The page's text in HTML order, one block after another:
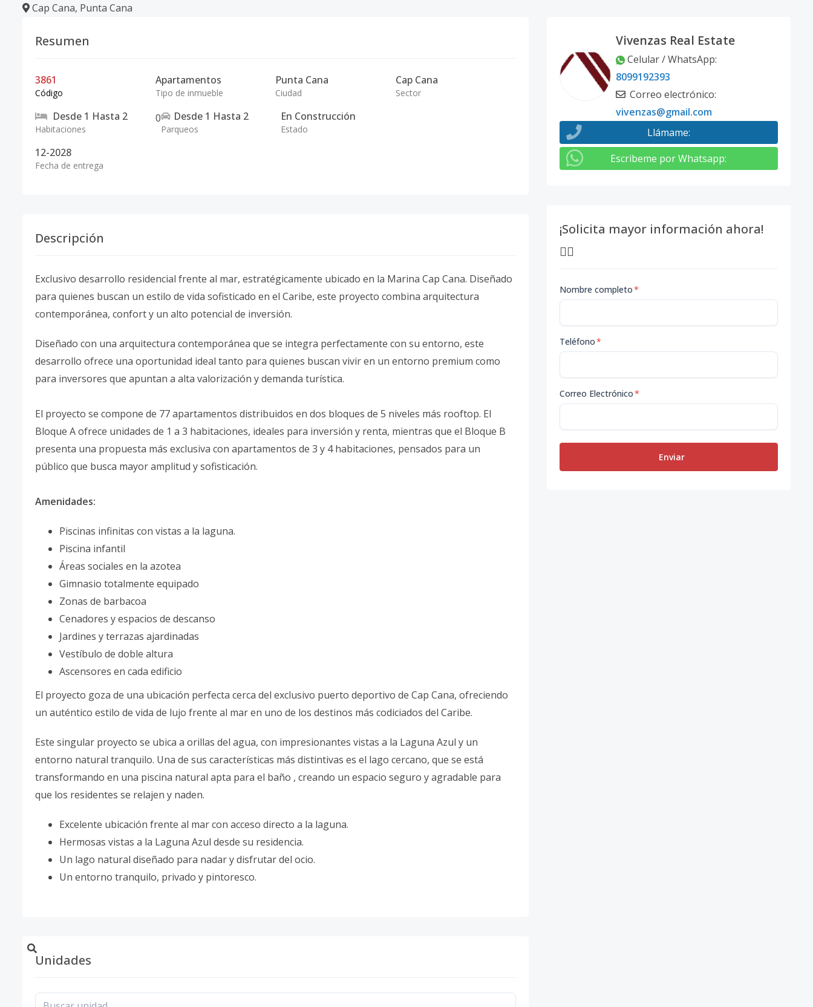
Cap Cana, Punta Cana
Resumen
3861
Código
Apartamentos
Tipo de inmueble
Punta Cana
Ciudad
Cap Cana
Sector
Desde 1 Hasta 2
Habitaciones
0 Desde 1 Hasta 2
Parqueos
En Construcción
Estado
12-2028
Fecha de entrega
Descripción
Exclusivo desarrollo residencial frente al mar, estratégicamente ubicado en la Marina Cap Cana. Diseñado
para quienes buscan un estilo de vida sofisticado en el Caribe, este proyecto combina arquitectura
contemporánea, confort y un alto potencial de inversión.
Diseñado con una arquitectura contemporánea que se integra perfectamente con su entorno, este
desarrollo ofrece una oportunidad ideal tanto para quienes buscan vivir en un entorno premium como
para inversores que apuntan a alta valorización y demanda turística.
El proyecto se compone de 77 apartamentos distribuidos en dos bloques de 5 niveles más rooftop. El
Bloque A ofrece unidades de 1 a 3 habitaciones, ideales para inversión y renta, mientras que el Bloque B
presenta una propuesta más exclusiva con apartamentos de 3 y 4 habitaciones, pensados para un
público que busca mayor amplitud y sofisticación.
Amenidades:
Piscinas infinitas con vistas a la laguna.
Piscina infantil
Áreas sociales en la azotea
Gimnasio totalmente equipado
Zonas de barbacoa
Cenadores y espacios de descanso
Jardines y terrazas ajardinadas
Vestíbulo de doble altura
Ascensores en cada edificio
El proyecto goza de una ubicación perfecta cerca del exclusivo puerto deportivo de Cap Cana, ofreciendo
un auténtico estilo de vida de lujo frente al mar en uno de los destinos más codiciados del Caribe.
Este singular proyecto se ubica a orillas del agua, con impresionantes vistas a la Laguna Azul y un
entorno natural tranquilo. Una de sus características más distintivas es el lago cercano, que se está
transformando en una piscina natural apta para el baño , creando un espacio seguro y agradable para
que los residentes se relajen y naden.
Excelente ubicación frente al mar con acceso directo a la laguna.
Hermosas vistas a la Laguna Azul desde su residencia.
Un lago natural diseñado para nadar y disfrutar del ocio.
Un entorno tranquilo, privado y pintoresco.
Unidades
Vivenzas Real Estate
Celular / WhatsApp:
8099192393
Correo electrónico:
vivenzas@gmail.com
Llámame:
Escribeme por Whatsapp:
¡Solicita mayor información ahora!
👇🏽
Nombre completo*
Teléfono*
Correo Electrónico*
Enviar